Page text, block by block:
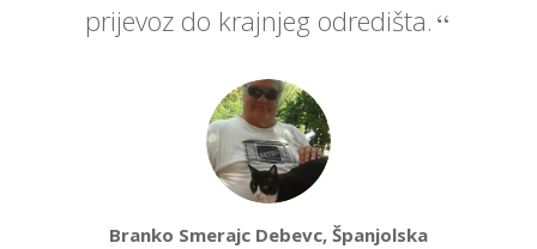
prijevoz do krajnjeg odredišta.
Branko Smerajc Debevc, Španjolska